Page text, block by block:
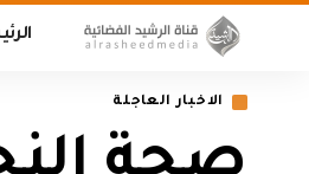
الاخبار العاجلة